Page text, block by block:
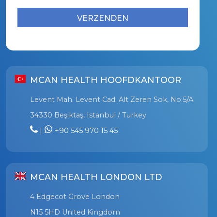
MCAN HEALTH HOOFDKANTOOR
Levent Mah. Levent Cad. Alt Zeren Sok, No:5/A
34330 Beşiktaş, Istanbul / Turkey
+90 545 970 15 45
MCAN HEALTH LONDON LTD
4 Edgecot Grove London
N15 5HD United Kingdom